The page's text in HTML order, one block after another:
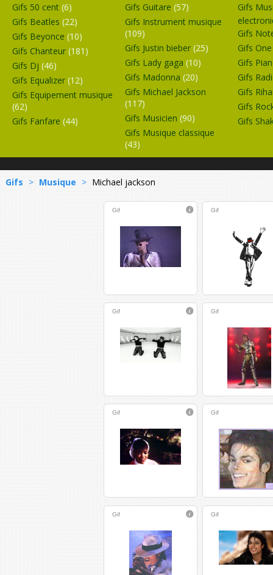
Gifs 50 cent (6)
Gifs Beatles (22)
Gifs Beyonce (10)
Gifs Chanteur (181)
Gifs Dj (46)
Gifs Equalizer (12)
Gifs Equipement musique
(62)
Gifs Fanfare (44)
Gifs Guitare (57)
Gifs Instrument musique
(109)
Gifs Justin bieber (25)
Gifs Lady gaga (10)
Gifs Madonna (20)
Gifs Michael Jackson
(117)
Gifs Musicien (90)
Gifs Musique classique
(43)
Gifs
Gifs
Gifs
Gifs
Gifs
Gifs
Gifs
Gifs
Gifs > Musique > Michael jackson
Gif Gif
Gif Gif
Gif Gif
Gif Gif